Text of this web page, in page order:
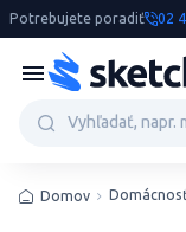
Potrebujete poradiť 02
Domov